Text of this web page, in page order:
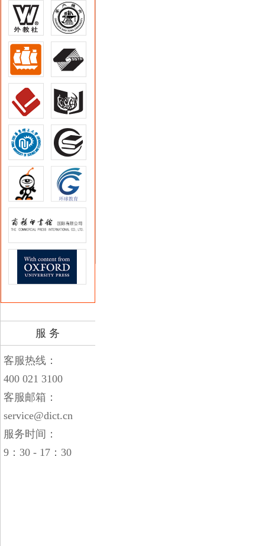
服 务
客服热线：
400 021 3100
客服邮箱：
service@dict.cn
服务时间：
9：30 - 17：30